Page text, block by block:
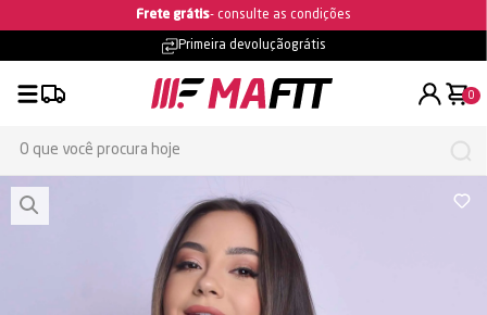
Frete grátis- consulte as condições
Primeira devoluçãográtis
0